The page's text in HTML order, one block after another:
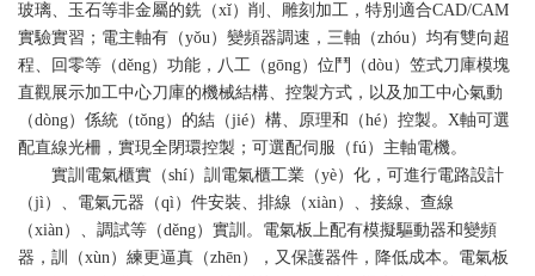
玻璃、玉石等非金屬的銑（xǐ）削、雕刻加工，特別適合CAD/CAM
實驗實習；電主軸有（yǒu）變頻器調速，三軸（zhóu）均有雙向超
程、回零等（děng）功能，八工（gōng）位鬥（dòu）笠式刀庫模塊
直觀展示加工中心刀庫的機械結構、控製方式，以及加工中心氣動
（dòng）係統（tǒng）的結（jié）構、原理和（hé）控製。X軸可選
配直線光柵，實現全閉環控製；可選配伺服（fú）主軸電機。
實訓電氣櫃實（shí）訓電氣櫃工業（yè）化，可進行電路設計
（jì）、電氣元器（qì）件安裝、排線（xiàn）、接線、查線
（xiàn）、調試等（děng）實訓。電氣板上配有模擬驅動器和變頻
器，訓（xùn）練更逼真（zhēn），又保護器件，降低成本。電氣板